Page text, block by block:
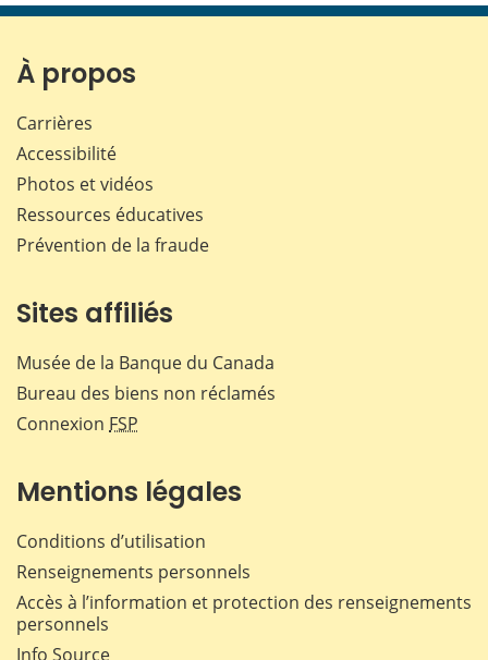
page page page page
À propos
Carrières
Accessibilité
Photos et vidéos
Ressources éducatives
Prévention de la fraude
Sites affiliés
Musée de la Banque du Canada
Bureau des biens non réclamés
Connexion FSP
Mentions légales
Conditions d’utilisation
Renseignements personnels
Accès à l’information et protection des renseignements
personnels
Info Source